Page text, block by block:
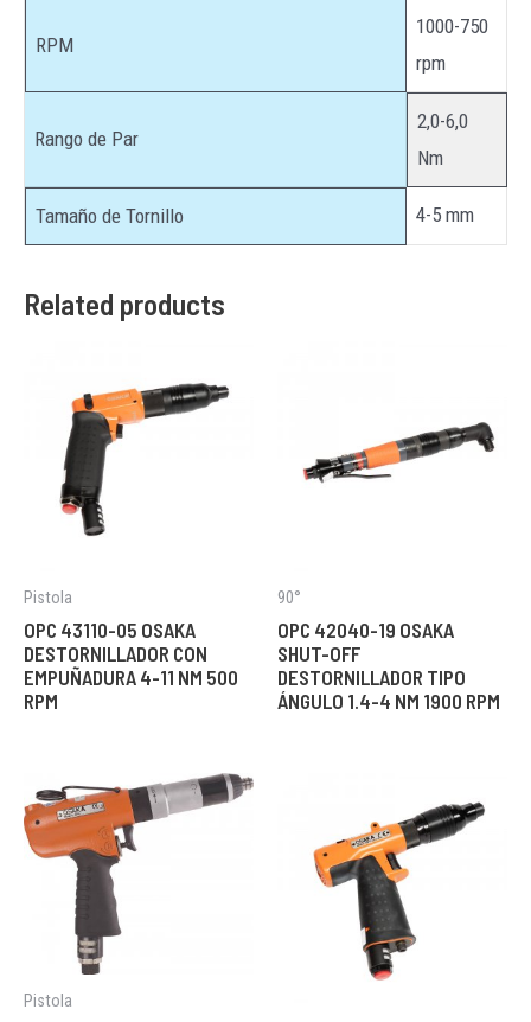
RPM
1000-750
rpm
Rango de Par
2,0-6,0
Nm
Tamaño de Tornillo 4-5 mm
Related products
Pistola
OPC 43110-05 OSAKA
DESTORNILLADOR CON
EMPUÑADURA 4-11 NM 500
RPM
90°
OPC 42040-19 OSAKA
SHUT-OFF
DESTORNILLADOR TIPO
ÁNGULO 1.4-4 NM 1900 RPM
Pistola